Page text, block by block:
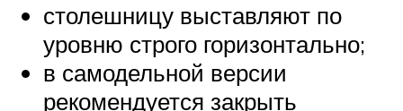
столешницу выставляют по
уровню строго горизонтально;
в самодельной версии
рекомендуется закрыть